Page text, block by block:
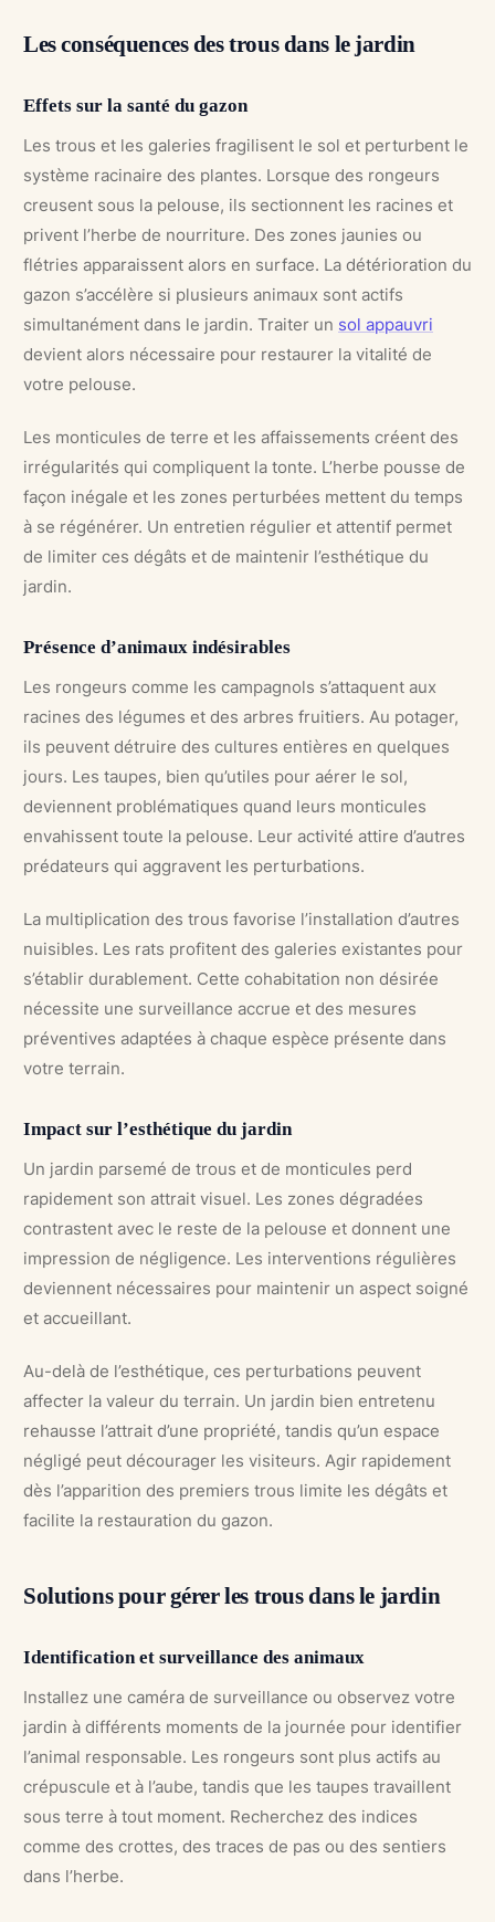
Les conséquences des trous dans le jardin
Effets sur la santé du gazon
Les trous et les galeries fragilisent le sol et perturbent le
système racinaire des plantes. Lorsque des rongeurs
creusent sous la pelouse, ils sectionnent les racines et
privent l’herbe de nourriture. Des zones jaunies ou
flétries apparaissent alors en surface. La détérioration du
gazon s’accélère si plusieurs animaux sont actifs
simultanément dans le jardin. Traiter un sol appauvri
devient alors nécessaire pour restaurer la vitalité de
votre pelouse.
Les monticules de terre et les affaissements créent des
irrégularités qui compliquent la tonte. L’herbe pousse de
façon inégale et les zones perturbées mettent du temps
à se régénérer. Un entretien régulier et attentif permet
de limiter ces dégâts et de maintenir l’esthétique du
jardin.
Présence d’animaux indésirables
Les rongeurs comme les campagnols s’attaquent aux
racines des légumes et des arbres fruitiers. Au potager,
ils peuvent détruire des cultures entières en quelques
jours. Les taupes, bien qu’utiles pour aérer le sol,
deviennent problématiques quand leurs monticules
envahissent toute la pelouse. Leur activité attire d’autres
prédateurs qui aggravent les perturbations.
La multiplication des trous favorise l’installation d’autres
nuisibles. Les rats profitent des galeries existantes pour
s’établir durablement. Cette cohabitation non désirée
nécessite une surveillance accrue et des mesures
préventives adaptées à chaque espèce présente dans
votre terrain.
Impact sur l’esthétique du jardin
Un jardin parsemé de trous et de monticules perd
rapidement son attrait visuel. Les zones dégradées
contrastent avec le reste de la pelouse et donnent une
impression de négligence. Les interventions régulières
deviennent nécessaires pour maintenir un aspect soigné
et accueillant.
Au-delà de l’esthétique, ces perturbations peuvent
affecter la valeur du terrain. Un jardin bien entretenu
rehausse l’attrait d’une propriété, tandis qu’un espace
négligé peut décourager les visiteurs. Agir rapidement
dès l’apparition des premiers trous limite les dégâts et
facilite la restauration du gazon.
Solutions pour gérer les trous dans le jardin
Identification et surveillance des animaux
Installez une caméra de surveillance ou observez votre
jardin à différents moments de la journée pour identifier
l’animal responsable. Les rongeurs sont plus actifs au
crépuscule et à l’aube, tandis que les taupes travaillent
sous terre à tout moment. Recherchez des indices
comme des crottes, des traces de pas ou des sentiers
dans l’herbe.